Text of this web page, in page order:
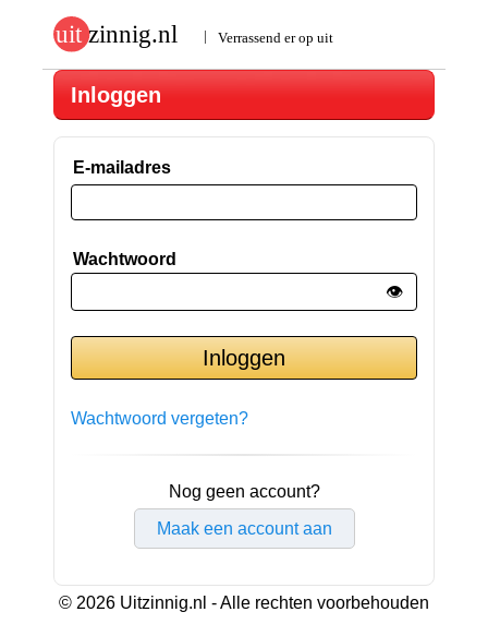
Inloggen
E-mailadres
Wachtwoord
👁️
Wachtwoord vergeten?
Nog geen account?
Maak een account aan
© 2026 Uitzinnig.nl - Alle rechten voorbehouden